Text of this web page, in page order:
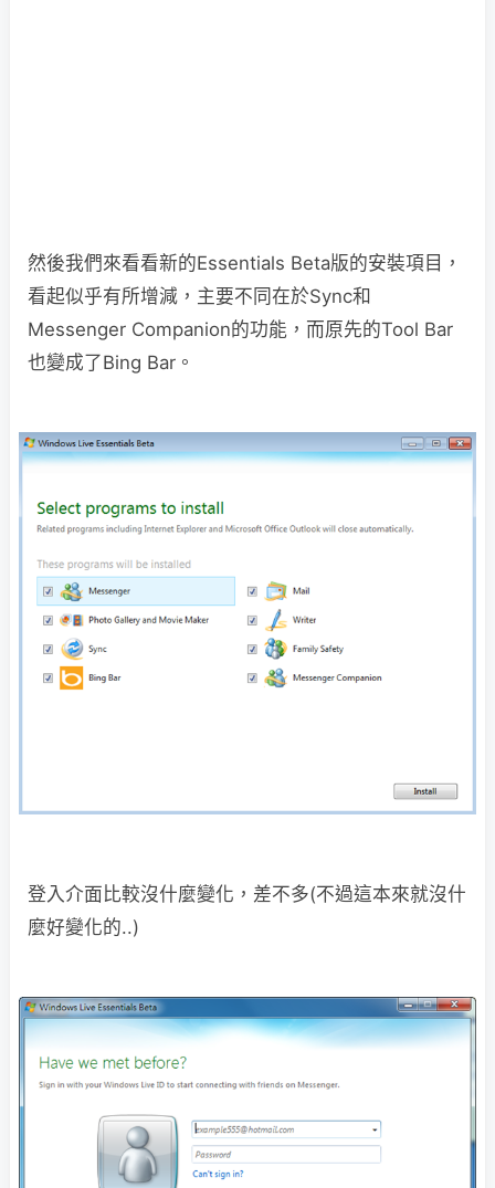
然後我們來看看新的Essentials Beta版的安裝項目，
看起似乎有所增減，主要不同在於Sync和
Messenger Companion的功能，而原先的Tool Bar
也變成了Bing Bar。
登入介面比較沒什麼變化，差不多(不過這本來就沒什
麼好變化的..)